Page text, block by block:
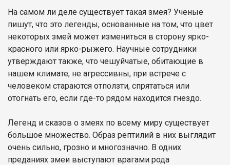
На самом ли деле существует такая змея? Учёные
пишут, что это легенды, основанные на том, что цвет
некоторых змей может измениться в сторону ярко-
красного или ярко-рыжего. Научные сотрудники
утверждают также, что чешуйчатые, обитающие в
нашем климате, не агрессивны, при встрече с
человеком стараются отползти, спрятаться или
отогнать его, если где-то рядом находится гнездо.
Легенд и сказов о змеях по всему миру существует
большое множество. Образ рептилий в них выглядит
очень сильно, грозно и многозначно. В одних
преданиях змеи выступают врагами рода